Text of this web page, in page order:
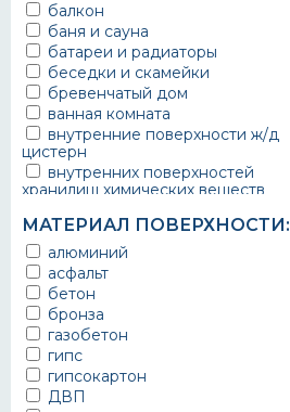
балкон
баня и сауна
батареи и радиаторы
беседки и скамейки
бревенчатый дом
ванная комната
внутренние поверхности ж/д
цистерн
внутренних поверхностей
хранилищ химических веществ
ворота
выхлопные системы
автомобилей
газопроводы
гараж
гидротехнические сооружения
городской транспорт
грузовые вагоны
двери металлические
МАТЕРИАЛ ПОВЕРХНОСТИ:
алюминий
асфальт
бетон
бронза
газобетон
гипс
гипсокартон
ДВП